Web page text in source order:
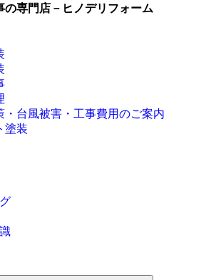
の専門店－ヒノデリフォーム
・台風被害・工事費用のご案内
塗装